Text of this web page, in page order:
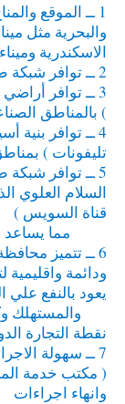
1 ــ الموقع
والبحرية مثل
الاسكندرية
2 ــ توافر شبكة طرق رئيسية ودولية .
3 ــ توافر
) بالمناطق
4 ــ توافر
تليفونات )
5 ــ توافر
السلام العلوي
قناة السويس )
مما يساعد
6 ــ تتميز
ودائمة
يعود بالنفع علي
والمستهلك
نقطة التجارة
7 ــ سهولة
( مكتب خدمة
وانهاء اجراءات